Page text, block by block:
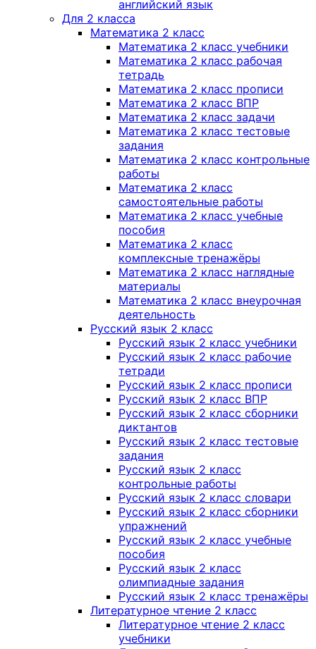
английский язык
Для 2 класса
Математика 2 класс
Математика 2 класс учебники
Математика 2 класс рабочая
тетрадь
Математика 2 класс прописи
Математика 2 класс ВПР
Математика 2 класс задачи
Математика 2 класс тестовые
задания
Математика 2 класс контрольные
работы
Математика 2 класс
самостоятельные работы
Математика 2 класс учебные
пособия
Математика 2 класс
комплексные тренажёры
Математика 2 класс наглядные
материалы
Математика 2 класс внеурочная
деятельность
Русский язык 2 класс
Русский язык 2 класс учебники
Русский язык 2 класс рабочие
тетради
Русский язык 2 класс прописи
Русский язык 2 класс ВПР
Русский язык 2 класс сборники
диктантов
Русский язык 2 класс тестовые
задания
Русский язык 2 класс
контрольные работы
Русский язык 2 класс словари
Русский язык 2 класс сборники
упражнений
Русский язык 2 класс учебные
пособия
Русский язык 2 класс
олимпиадные задания
Русский язык 2 класс тренажёры
Литературное чтение 2 класс
Литературное чтение 2 класс
учебники